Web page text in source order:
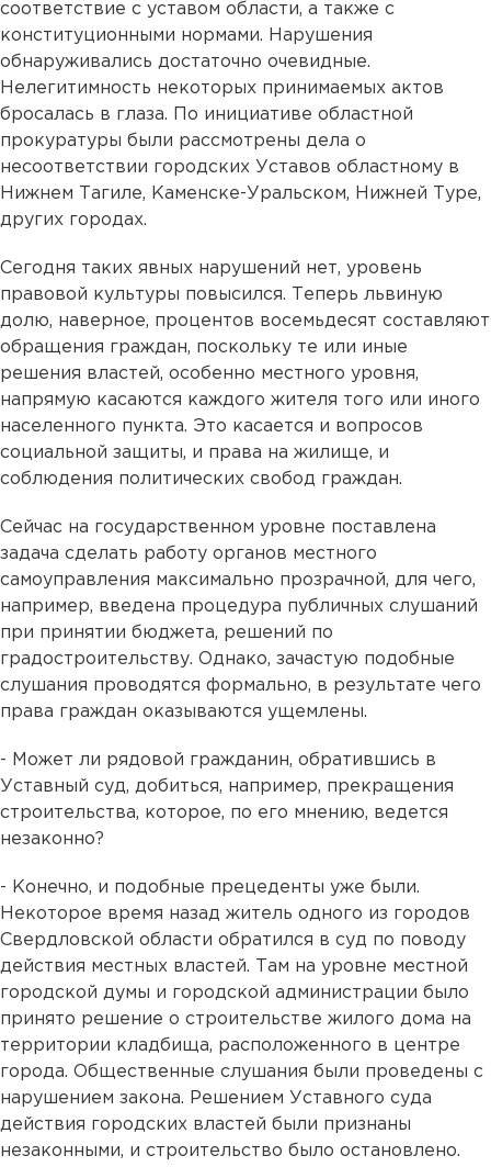
соответствие с уставом области, а также с
конституционными нормами. Нарушения
обнаруживались достаточно очевидные.
Нелегитимность некоторых принимаемых актов
бросалась в глаза. По инициативе областной
прокуратуры были рассмотрены дела о
несоответствии городских Уставов областному в
Нижнем Тагиле, Каменске-Уральском, Нижней Туре,
других городах.
Сегодня таких явных нарушений нет, уровень
правовой культуры повысился. Теперь львиную
долю, наверное, процентов восемьдесят составляют
обращения граждан, поскольку те или иные
решения властей, особенно местного уровня,
напрямую касаются каждого жителя того или иного
населенного пункта. Это касается и вопросов
социальной защиты, и права на жилище, и
соблюдения политических свобод граждан.
Сейчас на государственном уровне поставлена
задача сделать работу органов местного
самоуправления максимально прозрачной, для чего,
например, введена процедура публичных слушаний
при принятии бюджета, решений по
градостроительству. Однако, зачастую подобные
слушания проводятся формально, в результате чего
права граждан оказываются ущемлены.
- Может ли рядовой гражданин, обратившись в
Уставный суд, добиться, например, прекращения
строительства, которое, по его мнению, ведется
незаконно?
- Конечно, и подобные прецеденты уже были.
Некоторое время назад житель одного из городов
Свердловской области обратился в суд по поводу
действия местных властей. Там на уровне местной
городской думы и городской администрации было
принято решение о строительстве жилого дома на
территории кладбища, расположенного в центре
города. Общественные слушания были проведены с
нарушением закона. Решением Уставного суда
действия городских властей были признаны
незаконными, и строительство было остановлено.